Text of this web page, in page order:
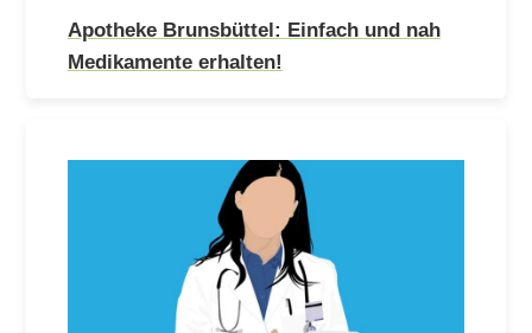
Apotheke Brunsbüttel: Einfach und nah
Medikamente erhalten!